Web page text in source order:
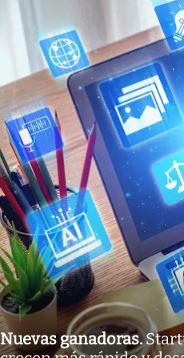
Nuevas ganadoras.